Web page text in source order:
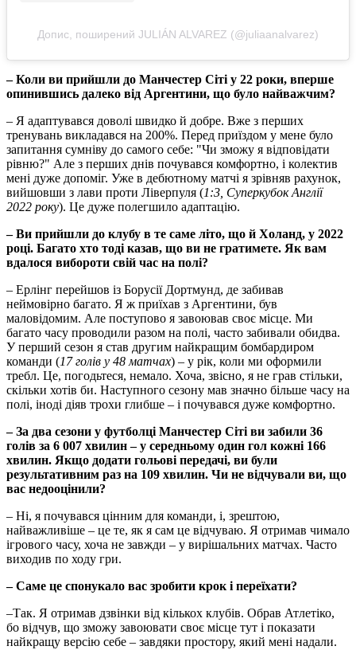
Допис, поширений JULIÁN ALVAREZ (@juliaanalvarez)
– Коли ви прийшли до Манчестер Сіті у 22 роки, вперше
опинившись далеко від Аргентини, що було найважчим?
– Я адаптувався доволі швидко й добре. Вже з перших
тренувань викладався на 200%. Перед приїздом у мене було
запитання сумніву до самого себе: "Чи зможу я відповідати
рівню?" Але з перших днів почувався комфортно, і колектив
мені дуже допоміг. Уже в дебютному матчі я зрівняв рахунок,
вийшовши з лави проти Ліверпуля (1:3, Суперкубок Англії
2022 року). Це дуже полегшило адаптацію.
– Ви прийшли до клубу в те саме літо, що й Холанд, у 2022
році. Багато хто тоді казав, що ви не гратимете. Як вам
вдалося вибороти свій час на полі?
– Ерлінг перейшов із Борусії Дортмунд, де забивав
неймовірно багато. Я ж приїхав з Аргентини, був
маловідомим. Але поступово я завоював своє місце. Ми
багато часу проводили разом на полі, часто забивали обидва.
У перший сезон я став другим найкращим бомбардиром
команди (17 голів у 48 матчах) – у рік, коли ми оформили
требл. Це, погодьтеся, немало. Хоча, звісно, я не грав стільки,
скільки хотів би. Наступного сезону мав значно більше часу на
полі, іноді діяв трохи глибше – і почувався дуже комфортно.
– За два сезони у футболці Манчестер Сіті ви забили 36
голів за 6 007 хвилин – у середньому один гол кожні 166
хвилин. Якщо додати гольові передачі, ви були
результативним раз на 109 хвилин. Чи не відчували ви, що
вас недооцінили?
– Ні, я почувався цінним для команди, і, зрештою,
найважливіше – це те, як я сам це відчуваю. Я отримав чимало
ігрового часу, хоча не завжди – у вирішальних матчах. Часто
виходив по ходу гри.
– Саме це спонукало вас зробити крок і переїхати?
–Так. Я отримав дзвінки від кількох клубів. Обрав Атлетіко,
бо відчув, що зможу завоювати своє місце тут і показати
найкращу версію себе – завдяки простору, який мені надали.